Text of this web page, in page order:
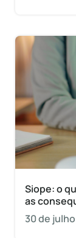
Siope: o
as
30 de